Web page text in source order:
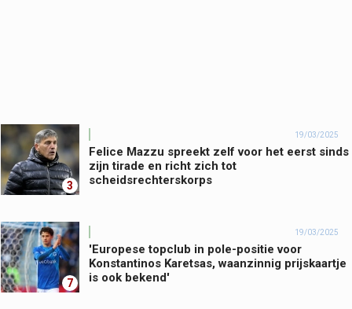
3
19/03/2025
Felice Mazzu spreekt zelf voor het eerst sinds
zijn tirade en richt zich tot
scheidsrechterskorps
7
19/03/2025
'Europese topclub in pole-positie voor
Konstantinos Karetsas, waanzinnig prijskaartje
is ook bekend'